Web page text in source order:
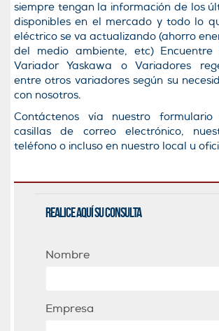
siempre tengan la información de los
disponibles en el mercado y todo lo
eléctrico se va actualizando (ahorro
del medio ambiente, etc) Encuentre
Variador Yaskawa o Variadores
entre otros variadores según su
con nosotros.
Contáctenos vía nuestro
casillas de correo electrónico,
teléfono o incluso en nuestro local u
Realice aquí su consulta
Nombre
Empresa